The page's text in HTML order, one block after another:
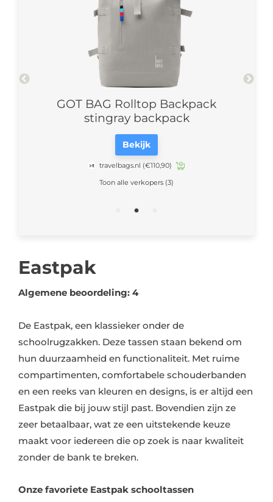
GOT BAG Rolltop Backpack
stingray backpack
Bekijk
travelbags.nl (€110,90)
Toon alle verkopers (3)
Eastpak
Algemene beoordeling: 4
schoolrugzakken. Deze tassen staan bekend om
hun duurzaamheid en functionaliteit. Met ruime
compartimenten, comfortabele schouderbanden
en een reeks van kleuren en designs, is er altijd een
Eastpak die bij jouw stijl past. Bovendien zijn ze
zeer betaalbaar, wat ze een uitstekende keuze
maakt voor iedereen die op zoek is naar kwaliteit
zonder de bank te breken.